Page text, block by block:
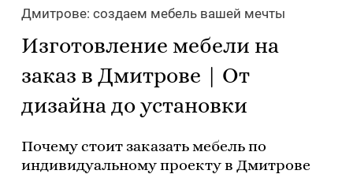
Дмитрове: создаем мебель вашей мечты
Изготовление мебели на
заказ в Дмитрове | От
дизайна до установки
Почему стоит заказать мебель по
индивидуальному проекту в Дмитрове